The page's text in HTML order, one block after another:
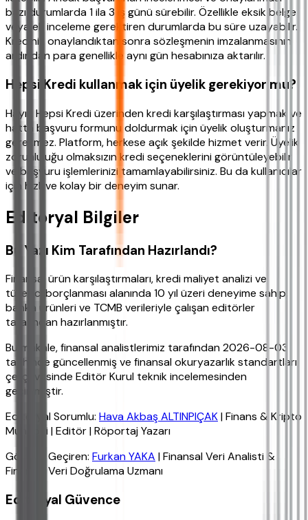
bazı durumlarda 1 ila 3 iş günü sürebilir. Özellikle eksik belge
veya ek inceleme gerektiren durumlarda bu süre uzayabilir.
Krediniz onaylandıktan sonra sözleşmenin imzalanmasının
ardından para genellikle aynı gün hesabınıza aktarılır.
Hepsi Kredi kullanmak için üyelik gerekiyor mu?
Hayır, Hepsi Kredi üzerinden kredi karşılaştırması yapmak ve
hatta başvuru formunu doldurmak için üyelik oluşturmanız
gerekmez. Platform, herkese açık şekilde hizmet verir. Üyelik
zorunluluğu olmaksızın kredi seçeneklerini görüntüleyebilir
ve başvuru işlemlerinizi tamamlayabilirsiniz. Bu da kullanıcılar
için hızlı ve kolay bir deneyim sunar.
Editoryal Bilgiler
Bu Yazı Kim Tarafından Hazırlandı?
Finansal ürün karşılaştırmaları, kredi maliyet analizi ve
tüketici borçlanması alanında 10 yıl üzeri deneyime sahip,
banka ürünleri ve TCMB verileriyle çalışan editörler
tarafından hazırlanmıştır.
Bu makale, finansal analistlerimiz tarafından 2026-08-03
tarihinde güncellenmiş ve finansal okuryazarlık standartları
çerçevesinde Editör Kurul teknik incelemesinden
geçirilmiştir.
Editoryal Sorumlu: Hava Akbaş ALTINPIÇAK| Finans & Kripto
Muhabiri | Editör | Röportaj Yazarı
Gözden Geçiren: Furkan YAKA | Finansal Veri Analisti &
Finansal Veri Doğrulama Uzmanı
Editoryal Güvence